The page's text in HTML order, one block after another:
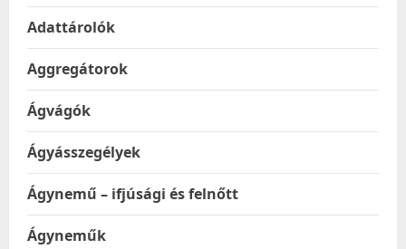
Adattárolók
Aggregátorok
Ágvágók
Ágyásszegélyek
Ágynemű – ifjúsági és felnőtt
Ágyneműk